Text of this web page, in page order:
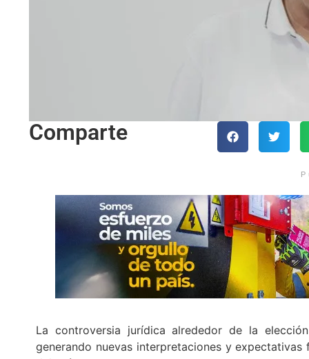
Comparte
La controversia jurídica alrededor de la
generando nuevas interpretaciones y